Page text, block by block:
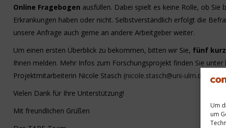
Um
um
Online Fragebogen ausfüllen. Dabei spielt es keine Rolle, ob
Erkrankungen haben oder nicht. Selbstverständlich erfolgt die
unsere Anfrage auch gerne an andere Arbeitgeber weiter.
Um einen ersten Überblick zu bekommen, bitten wir Sie, fünf
Ihnen melden. Mehr Infos zum Forschungsprojekt finden Sie unter
Projektmitarbeiterin Nicole Stasch (nicole.stasch@uni-ulm.de
Vielen Dank für Ihre Unterstützung!
Mit freundlichen Grüßen